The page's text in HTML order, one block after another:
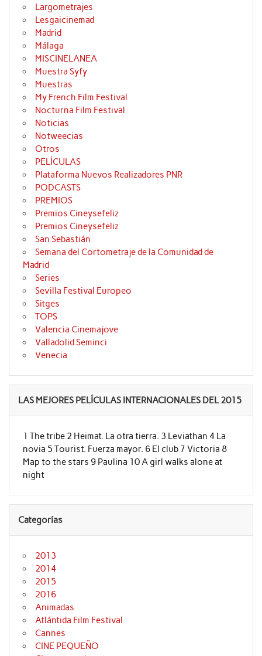
Largometrajes
Lesgaicinemad
Madrid
Málaga
MISCINELANEA
Muestra Syfy
Muestras
My French Film Festival
Nocturna Film Festival
Noticias
Notweecias
Otros
PELÍCULAS
Plataforma Nuevos Realizadores PNR
PODCASTS
PREMIOS
Premios Cineysefeliz
Premios Cineysefeliz
San Sebastián
Semana del Cortometraje de la Comunidad de
Madrid
Series
Sevilla Festival Europeo
Sitges
TOPS
Valencia Cinemajove
Valladolid Seminci
Venecia
LAS MEJORES PELÍCULAS INTERNACIONALES DEL 2015
1 The tribe 2 Heimat. La otra tierra. 3 Leviathan 4 La
novia 5 Tourist. Fuerza mayor. 6 El club 7 Victoria 8
Map to the stars 9 Paulina 10 A girl walks alone at
night
Categorías
2013
2014
2015
2016
Animadas
Atlántida Film Festival
Cannes
CINE PEQUEÑO